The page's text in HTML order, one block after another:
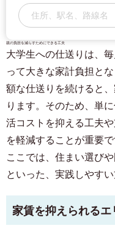
親の負担を減らすためにできる工夫
大学生への仕送りは、
って大きな家計負担と
額な仕送りを続けると
ります。そのため、単
活コストを抑える工夫
を軽減することが重要で
ここでは、住まい選び
といった、実践しやす
家賃を抑えられる